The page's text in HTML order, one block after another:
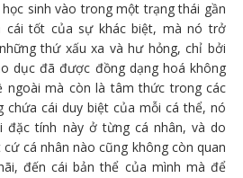
sinh vào trong một trạng thái gần
cái tốt của sự khác biệt, mà nó trở
thứ xấu xa và hư hỏng, chỉ bởi
dục đã được đồng dạng hoá không
ngoài mà còn là tâm thức trong các
chứa cái duy biệt của mỗi cá thể, nó
đặc tính này ở từng cá nhân, và do
cá nhân nào cũng không còn quan
đến cái bản thể của mình mà để